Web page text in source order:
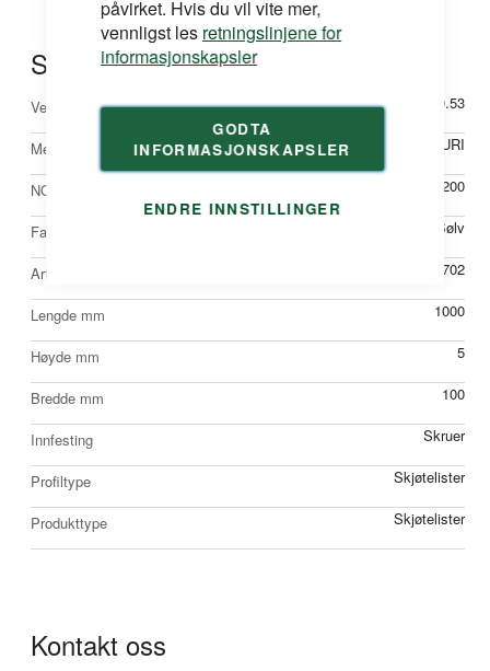
påvirket. Hvis du vil vite mer,
vennligst les retningslinjene for
informasjonskapsler
GODTA
INFORMASJONSKAPSLER
ENDRE INNSTILLINGER
Spesifikasjoner
Mer
informasjon
Vekt 0.53
Merke DURI
NOBBNr 27126200
Farge Sølv
Artikkelnr 1110702
Lengde mm 1000
Høyde mm 5
Bredde mm 100
Innfesting Skruer
Profiltype Skjøtelister
Produkttype Skjøtelister
Kontakt oss